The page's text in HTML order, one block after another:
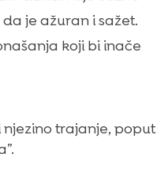
je ažuran i sažet.
koji bi inače
trajanje, poput